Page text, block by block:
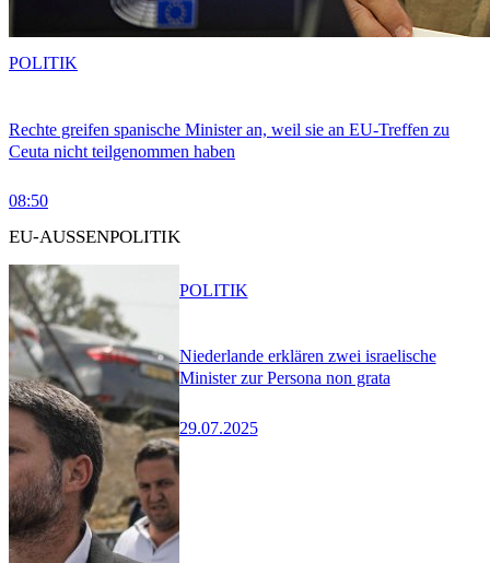
Rechte greifen spanische Minister an, weil sie an EU-Treffen zu
Ceuta nicht teilgenommen haben
08:50
POLITIK
EU-AUSSENPOLITIK
Niederlande erklären zwei israelische
Minister zur Persona non grata
29.07.2025
POLITIK